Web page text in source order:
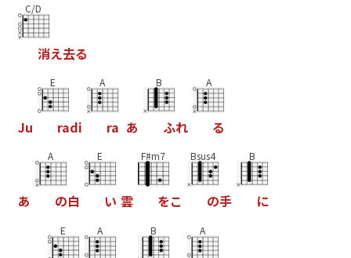
C/D
消え去る
Ju
E
radi
A
ra あ
B
ふれ
A
る
あ
A
の白
E
い 雲
F#m7
をこ
Bsus4
の手
B
に
E A B A